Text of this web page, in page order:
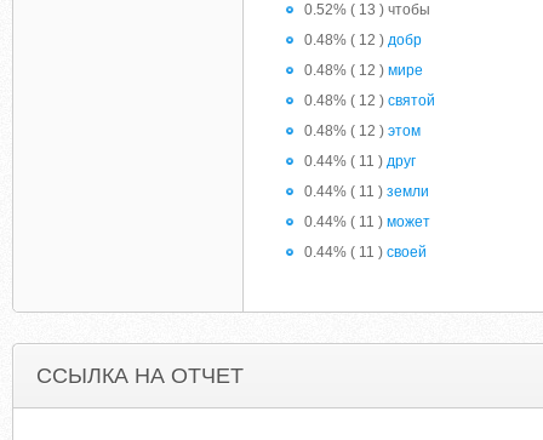
0.52% ( 13 ) чтобы
0.48% ( 12 ) добр
0.48% ( 12 ) мире
0.48% ( 12 ) святой
0.48% ( 12 ) этом
0.44% ( 11 ) друг
0.44% ( 11 ) земли
0.44% ( 11 ) может
0.44% ( 11 ) своей
ССЫЛКА НА ОТЧЕТ